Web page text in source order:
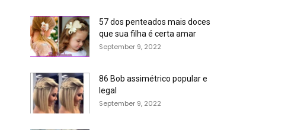
57 dos penteados mais doces
que sua filha é certa amar
September 9, 2022
86 Bob assimétrico popular e
legal
September 9, 2022